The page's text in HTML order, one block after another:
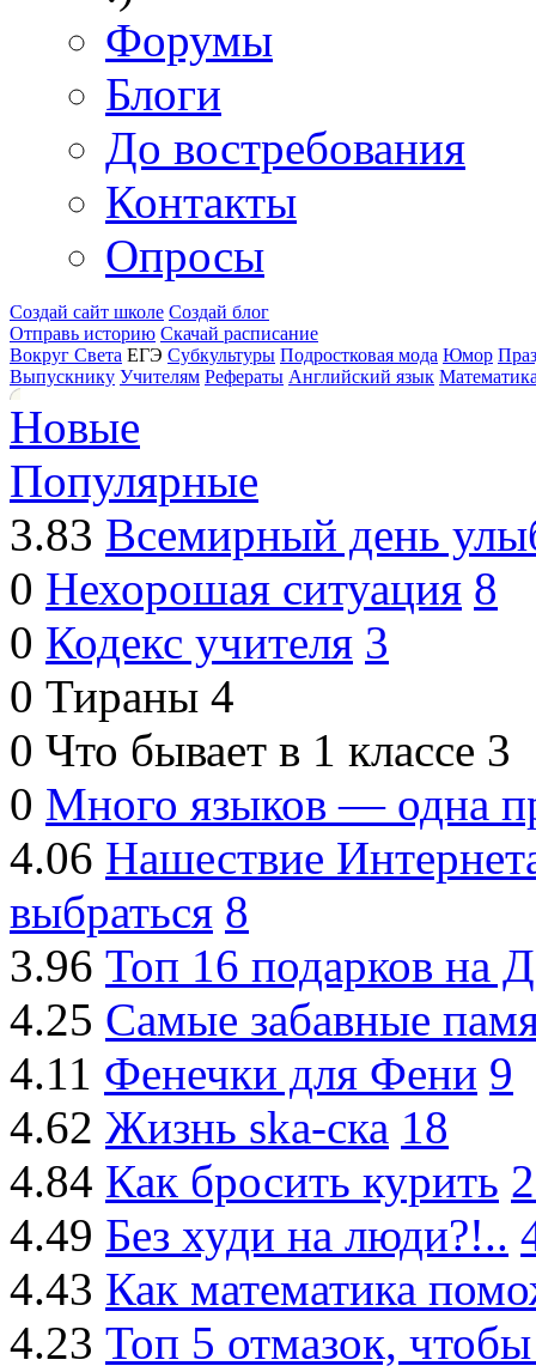
Форумы
Блоги
До востребования
Контакты
Опросы
Создай сайт школе Создай блог
Отправь историю Скачай расписание
Вокруг Света ЕГЭ Субкультуры Подростковая мода Юмор
Выпускнику Учителям Рефераты Английский язык
Новые
Популярные
3.83 Всемирный день
0 Нехорошая ситуация 8
0 Кодекс учителя 3
0 Тираны 4
0 Что бывает в 1 классе 3
0 Много языков — одна
4.06 Нашествие
выбраться 8
3.96 Топ 16 подарков на
4.25 Самые забавные
4.11 Фенечки для Фени 9
4.62 Жизнь ska-ска 18
4.84 Как бросить курить
4.49 Без худи на люди?!..
4.43 Как математика
4.23 Топ 5 отмазок,